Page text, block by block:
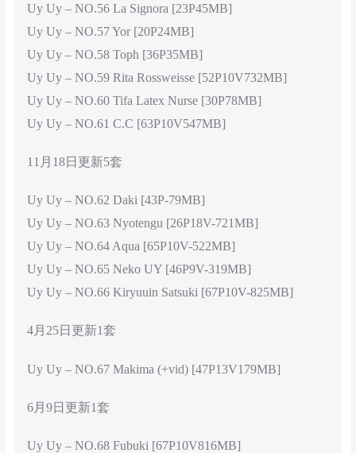
Uy Uy – NO.56 La Signora [23P45MB]
Uy Uy – NO.57 Yor [20P24MB]
Uy Uy – NO.58 Toph [36P35MB]
Uy Uy – NO.59 Rita Rossweisse [52P10V732MB]
Uy Uy – NO.60 Tifa Latex Nurse [30P78MB]
Uy Uy – NO.61 C.C [63P10V547MB]
11月18日更新5套
Uy Uy – NO.62 Daki [43P-79MB]
Uy Uy – NO.63 Nyotengu [26P18V-721MB]
Uy Uy – NO.64 Aqua [65P10V-522MB]
Uy Uy – NO.65 Neko UY [46P9V-319MB]
Uy Uy – NO.66 Kiryuuin Satsuki [67P10V-825MB]
4月25日更新1套
Uy Uy – NO.67 Makima (+vid) [47P13V179MB]
6月9日更新1套
Uy Uy – NO.68 Fubuki [67P10V816MB]